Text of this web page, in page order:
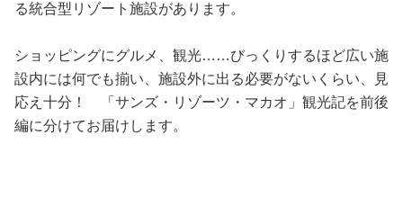
ゲーム
る統合型リゾート施設があります。
ショッピングにグルメ、観光……びっくりするほど広い施
設内には何でも揃い、施設外に出る必要がないくらい、見
応え十分！ 「サンズ・リゾーツ・マカオ」観光記を前後
編に分けてお届けします。